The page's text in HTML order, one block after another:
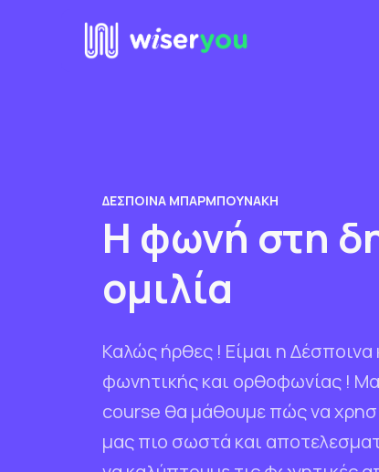
ΔΈΣΠΟΙΝΑ ΜΠΑΡΜΠΟΥΝΆΚΗ
Η φωνή στη
ομιλία
Καλώς ήρθες ! Είµαι η Δέσποινα
φωνητικής και ορθοφωνίας !
course θα µάθουµε πώς να
µας πιο σωστά και